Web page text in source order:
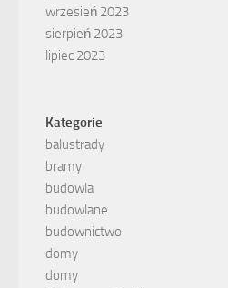
wrzesień 2023
sierpień 2023
lipiec 2023
Kategorie
balustrady
bramy
budowla
budowlane
budownictwo
domy
domy